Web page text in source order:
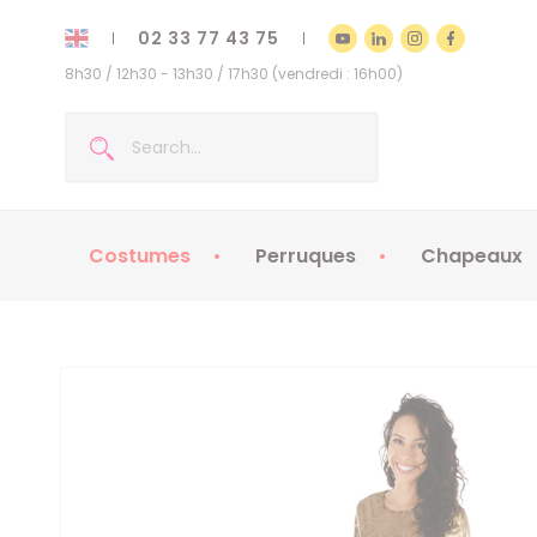
02 33 77 43 75
8h30 / 12h30 - 13h30 / 17h30 (vendredi : 16h00)
Costumes Perruques Chapeaux